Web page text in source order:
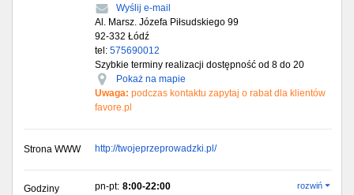
Wyślij e-mail
Al. Marsz. Józefa Piłsudskiego 99
92-332 Łódź
tel: 575690012
Szybkie terminy realizacji dostępność od 8 do 20
Pokaż na mapie
Uwaga: podczas kontaktu zapytaj o rabat dla klientów
favore.pl
Strona WWW http://twojeprzeprowadzki.pl/
Godziny pn-pt: 8:00-22:00 rozwiń